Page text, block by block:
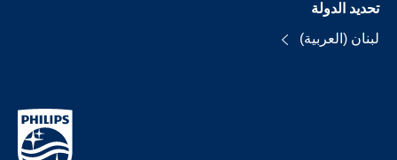
تحديد الدولة
لبنان (العربية)